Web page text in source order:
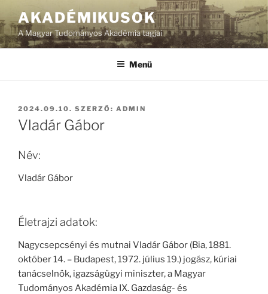
AKADÉMIKUSOK
A Magyar Tudományos Akadémia tagjai
Menü
BEKÜLDVE:
2024.09.10. SZERZŐ: ADMIN
Vladár Gábor
Név:
Vladár Gábor
Életrajzi adatok:
Nagycsepcsényi és mutnai Vladár Gábor (Bia, 1881.
október 14. – Budapest, 1972. július 19.) jogász, kúriai
tanácselnök, igazságügyi miniszter, a Magyar
Tudományos Akadémia IX. Gazdaság- és